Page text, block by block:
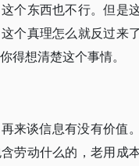
个东西也不行。但是
个真理怎么就反过来
得想清楚这个事情。
来谈信息有没有价值
劳动什么的，老用成